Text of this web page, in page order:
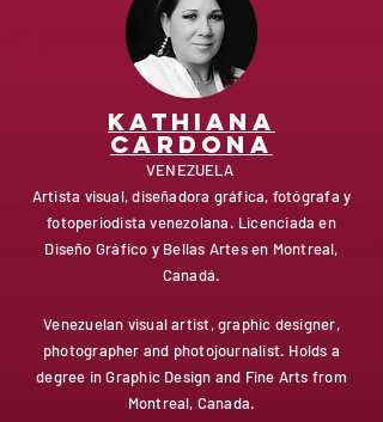
Kathiana
cardona
VENEZUELA
Artista visual, diseñadora gráfica, fotógrafa y
fotoperiodista venezolana. Licenciada en
Diseño Gráfico y Bellas Artes en Montreal,
Canadá.
Venezuelan visual artist, graphic designer,
photographer and photojournalist. Holds a
degree in Graphic Design and Fine Arts from
Montreal, Canada.